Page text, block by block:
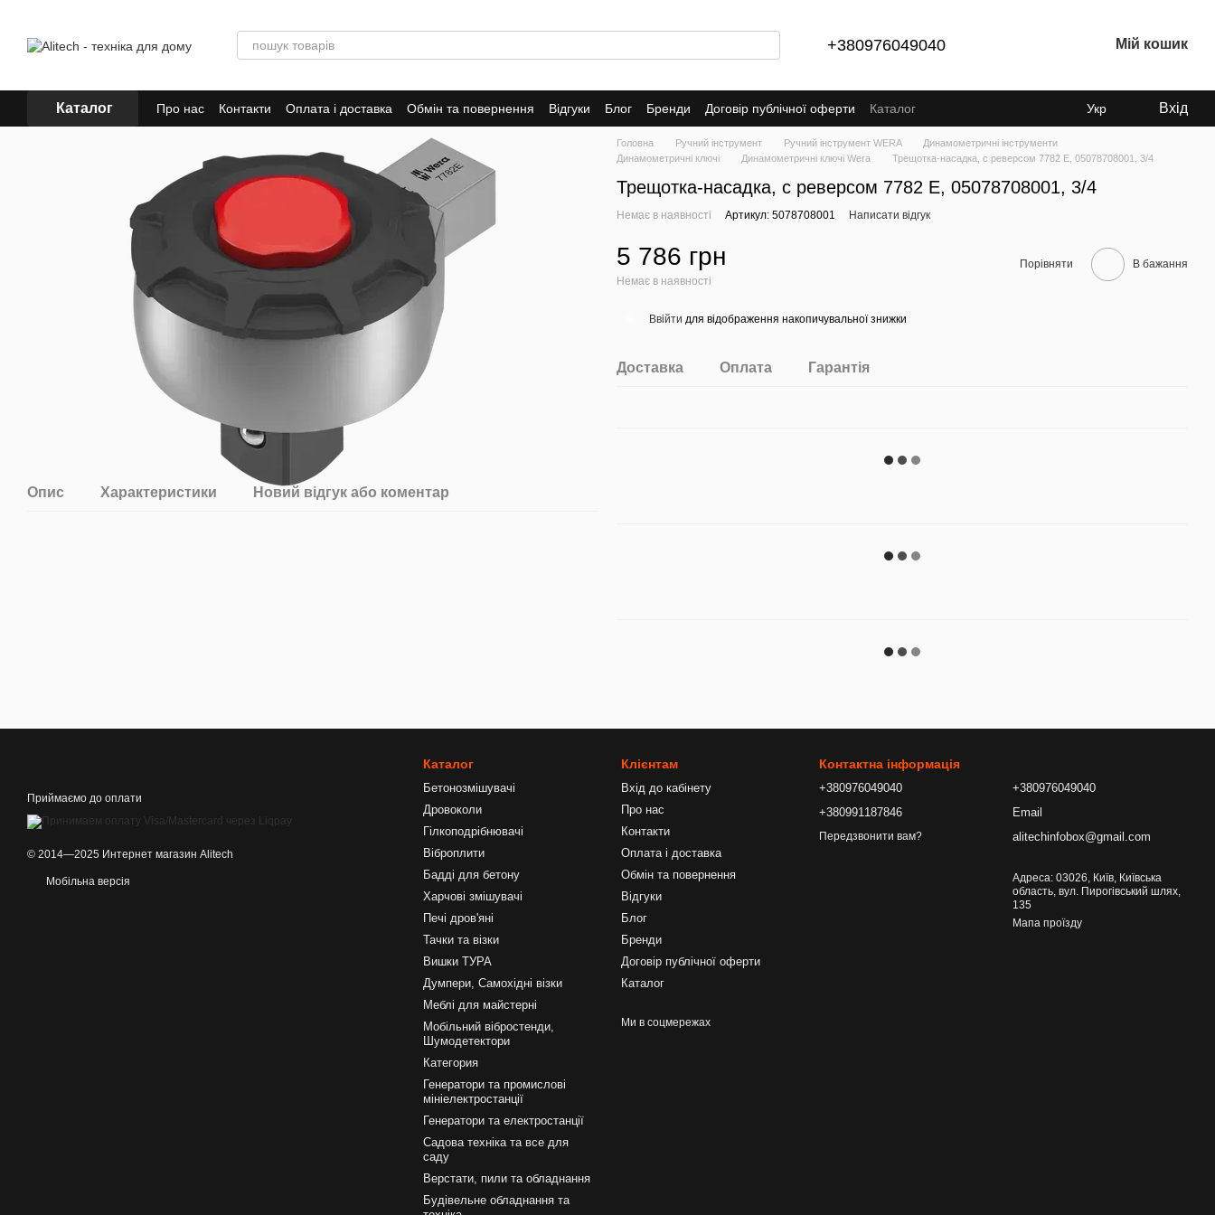
+380976049040 Мій кошик
Каталог Про нас Контакти Оплата і доставка Обмін та повернення Відгуки Блог Бренди Договір публічної оферти Каталог Укр Вхід
Опис Характеристики Новий відгук або коментар
Головна Ручний інструмент Ручний інструмент WERA
Динамометричні інструменти
Динамометричні ключі
Динамометричні ключі Wera Трещотка-насадка, с реверсом 7782 E, 05078708001, 3/4
Трещотка-насадка, с реверсом 7782 E, 05078708001, 3/4
Немає в наявності Артикул: 5078708001 Написати відгук
5 786 грн
Немає в наявності
Порівняти В бажання
Ввійти для відображення накопичувальної знижки
Доставка Оплата Гарантія
Приймаємо до оплати
© 2014—2025 Интернет магазин Alitech
Мобільна версія
Каталог
Бетонозмішувачі
Дровоколи
Гілкоподрібнювачі
Віброплити
Бадді для бетону
Харчові змішувачі
Печі дров'яні
Тачки та візки
Вишки ТУРА
Думпери, Самохідні візки
Меблі для майстерні
Мобільний вібростенди,
Шумодетектори
Категория
Генератори та промислові
мініелектростанції
Генератори та електростанції
Садова техніка та все для
саду
Верстати, пили та обладнання
Будівельне обладнання та
Клієнтам
Вхід до кабінету
Про нас
Контакти
Оплата і доставка
Обмін та повернення
Відгуки
Блог
Бренди
Договір публічної оферти
Каталог
Ми в соцмережах
Контактна інформація
+380976049040
+380991187846
Передзвонити вам?
+380976049040
Email
alitechinfobox@gmail.com
Адреса: 03026, Київ, Київська
область, вул. Пирогівський шлях,
135
Мапа проїзду